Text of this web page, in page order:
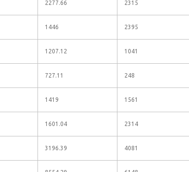
2277.66 2315
1446 2395
1207.12 1041
727.11 248
1419 1561
1601.04 2314
3196.39 4081